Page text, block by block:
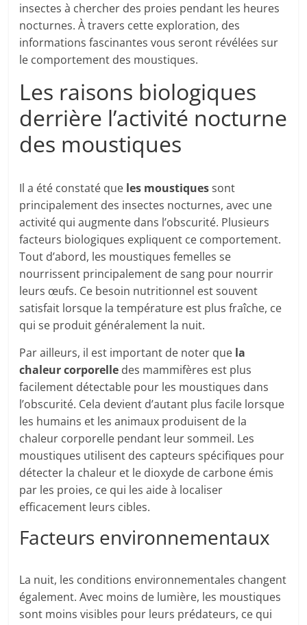
insectes à chercher des proies pendant les heures
nocturnes. À travers cette exploration, des
informations fascinantes vous seront révélées sur
le comportement des moustiques.
Les raisons biologiques
derrière l’activité nocturne
des moustiques
Il a été constaté que les moustiquessont
principalement des insectes nocturnes, avec une
activité qui augmente dans l’obscurité. Plusieurs
facteurs biologiques expliquent ce comportement.
Tout d’abord, les moustiques femelles se
nourrissent principalement de sang pour nourrir
leurs œufs. Ce besoin nutritionnel est souvent
satisfait lorsque la température est plus fraîche, ce
qui se produit généralement la nuit.
Par ailleurs, il est important de noter que la
chaleur corporelle des mammifères est plus
facilement détectable pour les moustiques dans
l’obscurité. Cela devient d’autant plus facile lorsque
les humains et les animaux produisent de la
chaleur corporelle pendant leur sommeil. Les
moustiques utilisent des capteurs spécifiques pour
détecter la chaleur et le dioxyde de carbone émis
par les proies, ce qui les aide à localiser
efficacement leurs cibles.
Facteurs environnementaux
La nuit, les conditions environnementales changent
également. Avec moins de lumière, les moustiques
sont moins visibles pour leurs prédateurs, ce qui